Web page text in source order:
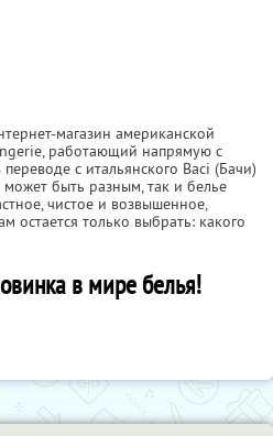
магазин американской
работающий напрямую с
с итальянского Baci (Бачи)
быть разным, так и белье
чистое и возвышенное,
остается только выбрать: какого
в мире белья!